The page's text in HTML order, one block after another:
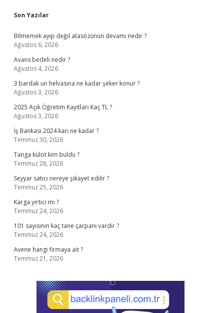
Sidebar
Son Yazılar
Bilmemek ayıp değil atasözünün devamı nedir ?
Ağustos 6, 2026
Avans bedeli nedir ?
Ağustos 4, 2026
3 bardak un helvasına ne kadar şeker konur ?
Ağustos 3, 2026
2025 Açık Öğretim Kayıtları Kaç TL ?
Ağustos 3, 2026
İş Bankası 2024 karı ne kadar ?
Temmuz 30, 2026
Tanga külot kim buldu ?
Temmuz 28, 2026
Seyyar satıcı nereye şikayet edilir ?
Temmuz 25, 2026
Karga yırtıcı mı ?
Temmuz 24, 2026
101 sayısının kaç tane çarpanı vardır ?
Temmuz 24, 2026
Avene hangi firmaya ait ?
Temmuz 21, 2026